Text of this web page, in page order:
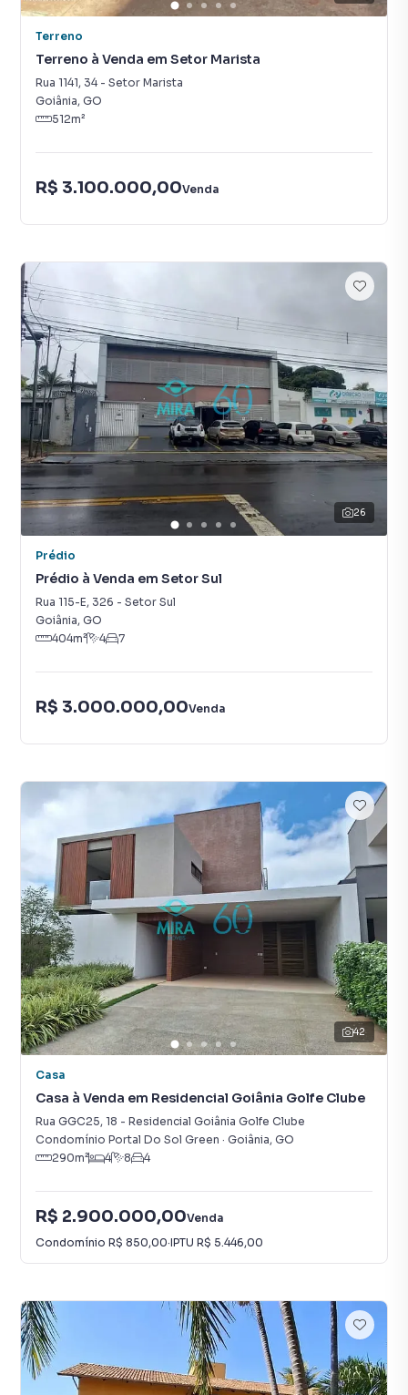
Terreno
Terreno à Venda em Setor Marista
Rua 1141, 34- Setor Marista
Goiânia, GO
512m²
R$ 3.100.000,00Venda
26
Prédio
Prédio à Venda em Setor Sul
Rua 115-E, 326 - Setor Sul
Goiânia, GO
404m² 4 7
R$ 3.000.000,00Venda
42
Casa
Casa à Venda em Residencial Goiânia Golfe Clube
Rua GGC25, 18 - Residencial Goiânia Golfe Clube
Condomínio Portal Do Sol Green · Goiânia, GO
290m² 4 8 4
R$ 2.900.000,00Venda
Condomínio R$ 850,00·IPTU R$ 5.446,00